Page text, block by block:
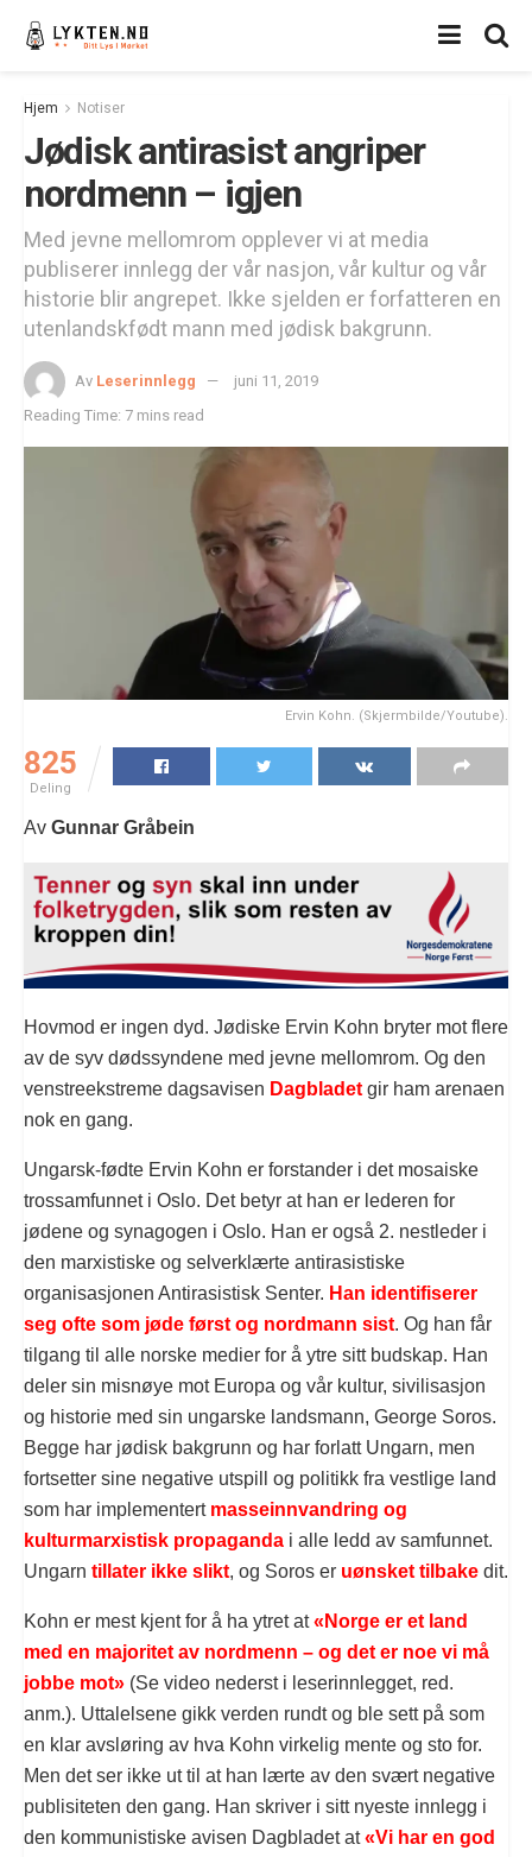
Hjem Notiser
Jødisk antirasist angriper
nordmenn – igjen
Med jevne mellomrom opplever vi at media
publiserer innlegg der vår nasjon, vår kultur og vår
historie blir angrepet. Ikke sjelden er forfatteren en
utenlandskfødt mann med jødisk bakgrunn.
Av Leserinnlegg
juni 11, 2019
Reading Time: 7 mins read
Ervin Kohn. (Skjermbilde/Youtube).
825
Deling
Av Gunnar Gråbein
Hovmod er ingen dyd. Jødiske Ervin Kohn bryter mot flere
av de syv dødssyndene med jevne mellomrom. Og den
venstreekstreme dagsavisen Dagbladet gir ham arenaen
nok en gang.
Ungarsk-fødte Ervin Kohn er forstander i det mosaiske
trossamfunnet i Oslo. Det betyr at han er lederen for
jødene og synagogen i Oslo. Han er også 2. nestleder i
den marxistiske og selverklærte antirasistiske
organisasjonen Antirasistisk Senter. Han identifiserer
seg ofte som jøde først og nordmann sist. Og han får
tilgang til alle norske medier for å ytre sitt budskap. Han
deler sin misnøye mot Europa og vår kultur, sivilisasjon
og historie med sin ungarske landsmann, George Soros.
Begge har jødisk bakgrunn og har forlatt Ungarn, men
fortsetter sine negative utspill og politikk fra vestlige land
som har implementertmasseinnvandring og
kulturmarxistisk propaganda i alle ledd av samfunnet.
Ungarn tillater ikke slikt, og Soros er uønsket tilbake dit.
Kohn er mest kjent for å ha ytret at«Norge er et land
med en majoritet av nordmenn – og det er noe vi må
jobbe mot» (Se video nederst i leserinnlegget, red.
anm.). Uttalelsene gikk verden rundt og ble sett på som
en klar avsløring av hva Kohn virkelig mente og sto for.
Men det ser ikke ut til at han lærte av den svært negative
publisiteten den gang. Han skriver i sitt nyeste innlegg i
den kommunistiske avisen Dagbladet at«Vi har en god